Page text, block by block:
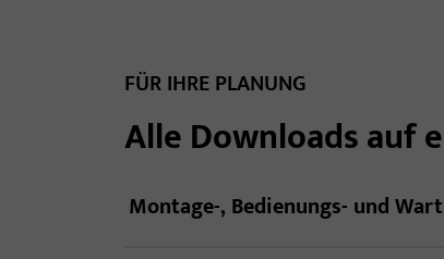
FÜR IHRE PLANUNG
Alle Downloads auf
Montage-, Bedienungs- und